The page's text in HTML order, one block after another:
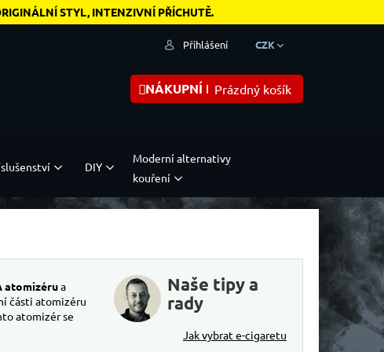
STYL, INTENZIVNÍ PŘÍCHUTĚ.
CZK
Přihlášení
NÁKUPNÍ KOŠÍKPrázdný košík
DIY
Moderní alternativy
kouření
atomizérua
části atomizéru
atomizér se
Naše tipy a
rady
Jak vybrat e-cigaretu